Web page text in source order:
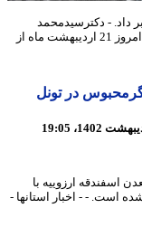
- دکترسیدمحمد
صابری در تشریح این خبر گفت: در ساعت 11:20 ظهر امروز 21 اردیبهشت ماه از
در تونل
ارزوییه با
- - اخبار استانها -